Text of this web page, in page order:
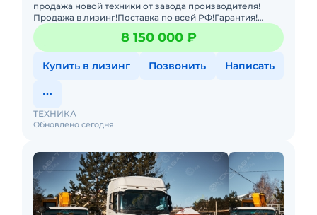
продажа новой техники от завода производителя!
Продажа в лизинг!Поставка по всей РФ!Гарантия!
Двигатель: WP13.480E501, 12TX2421TD, Передняя ось
7.3Т MAN,Задний
8 150 000 ₽
Купить в лизинг Позвонить Написать
Обновлено сегодня
ТЕХНИКА